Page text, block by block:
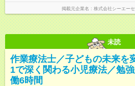
掲載元企業名 株式会社シーエー
未読
作業療法士／子どもの未来を
1で深く関わる小児療法／勉
働6時間